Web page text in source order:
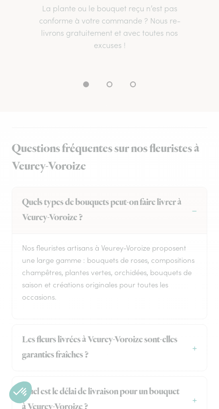
La plante ou le bouquet reçu n’est pas
conforme à votre commande ? Nous re-
livrons gratuitement et avec toutes nos
excuses !
Questions fréquentes sur nos fleuristes à
Veurey-Voroize
Quels types de bouquets peut-on faire livrer à
Veurey-Voroize ?
Nos fleuristes artisans à Veurey-Voroize proposent
une large gamme : bouquets de roses, compositions
champêtres, plantes vertes, orchidées, bouquets de
saison et créations originales pour toutes les
occasions.
Les fleurs livrées à Veurey-Voroize sont-elles
garanties fraîches ?
Quel est le délai de livraison pour un bouquet